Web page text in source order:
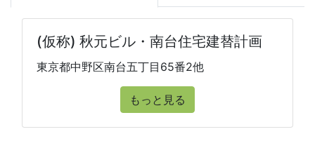
(仮称) 秋元ビル・南台住宅建替計画
東京都中野区南台五丁目65番2他
もっと見る